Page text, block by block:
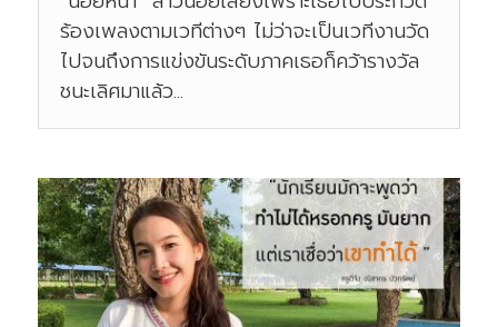
ร้องเพลงตามเวทีต่างๆ ไม่ว่าจะเป็นเวทีงานวัด
ไปจนถึงการแข่งขันระดับภาคเธอก็คว้ารางวัล
ชนะเลิศมาแล้ว...